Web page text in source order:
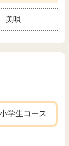
美唄
学生コース